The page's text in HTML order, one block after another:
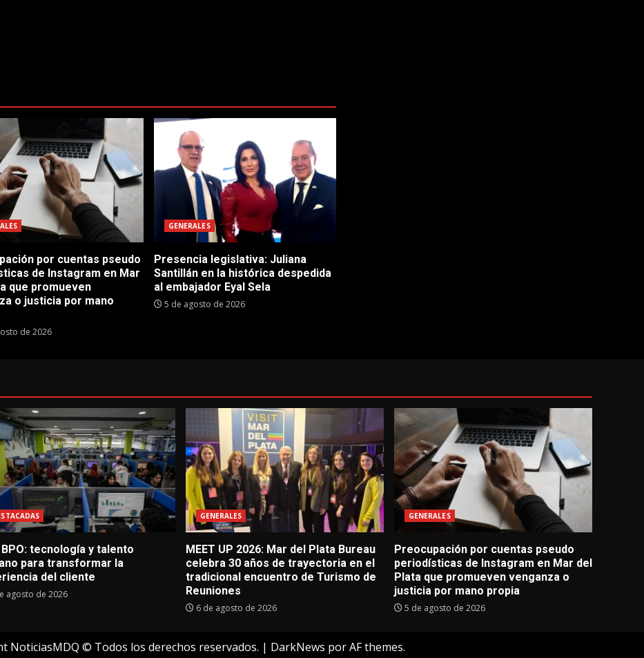
por cuentas pseudo
de Instagram en Mar
que promueven
o justicia por mano
de 2026
GENERALES
Presencia legislativa: Juliana
Santillán en la histórica despedida
al embajador Eyal Sela
5 de agosto de 2026
BPO: tecnología y talento
para transformar la
del cliente
agosto de 2026
GENERALES
MEET UP 2026: Mar del Plata Bureau
celebra 30 años de trayectoria en el
tradicional encuentro de Turismo de
Reuniones
6 de agosto de 2026
GENERALES
Preocupación por cuentas pseudo
periodísticas de Instagram en Mar del
Plata que promueven venganza o
justicia por mano propia
5 de agosto de 2026
NoticiasMDQ © Todos los derechos reservados. | DarkNews por AF themes.